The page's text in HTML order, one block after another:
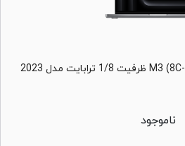
ناموجود